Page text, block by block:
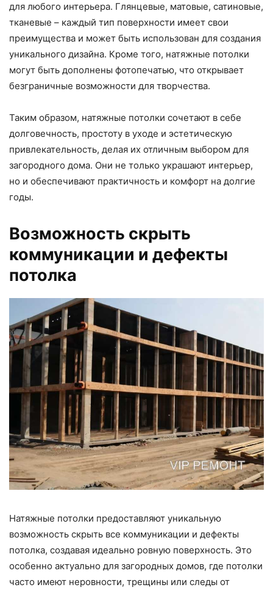
для любого интерьера. Глянцевые, матовые, сатиновые,
тканевые – каждый тип поверхности имеет свои
преимущества и может быть использован для создания
уникального дизайна. Кроме того, натяжные потолки
могут быть дополнены фотопечатью, что открывает
безграничные возможности для творчества.
Таким образом, натяжные потолки сочетают в себе
долговечность, простоту в уходе и эстетическую
привлекательность, делая их отличным выбором для
загородного дома. Они не только украшают интерьер,
но и обеспечивают практичность и комфорт на долгие
годы.
Возможность скрыть
коммуникации и дефекты
потолка
Натяжные потолки предоставляют уникальную
возможность скрыть все коммуникации и дефекты
потолка, создавая идеально ровную поверхность. Это
особенно актуально для загородных домов, где потолки
часто имеют неровности, трещины или следы от